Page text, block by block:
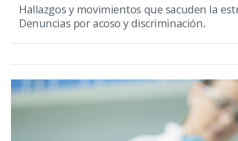
Hallazgos y movimientos que sacuden la
Denuncias por acoso y discriminación.